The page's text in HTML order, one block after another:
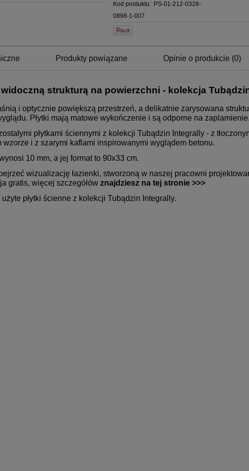
Kod produktu: PS-01-212-0328-
0898-1-007
Produkty powiązane Opinie o produkcie (0)
widoczną strukturą na powierzchni - kolekcja
i optycznie powiększą przestrzeń, a delikatnie zarysowana
Płytki mają matowe wykończenie i są odporne na zaplamienie.
płytkami ściennymi z kolekcji Tubądzin Integrally - z
i z szarymi kaflami inspirowanymi wyglądem betonu.
10 mm, a jej format to 90x33 cm.
wizualizację łazienki, stworzoną w naszej pracowni
gratis, więcej szczegółów znajdziesz na tej stronie >>>
płytki ścienne z kolekcji Tubądzin Integrally.